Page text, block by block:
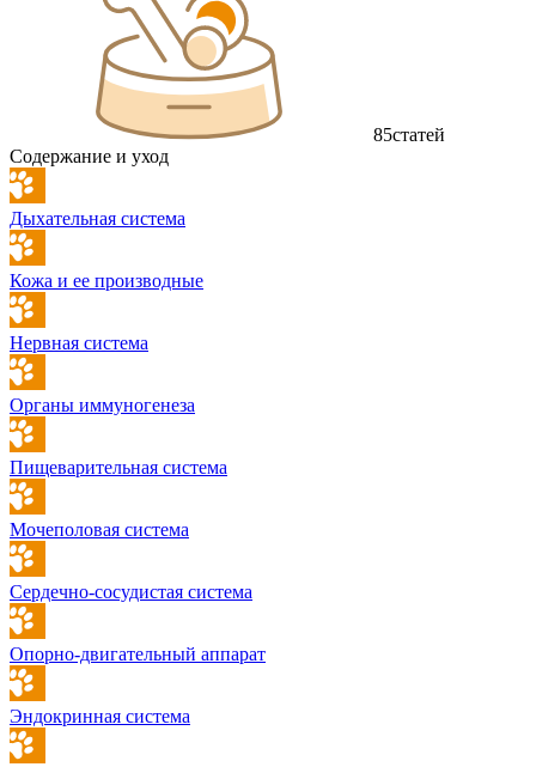
85статей
Содержание и уход
Дыхательная система
Кожа и ее производные
Нервная система
Органы иммуногенеза
Пищеварительная система
Мочеполовая система
Сердечно-сосудистая система
Опорно-двигательный аппарат
Эндокринная система